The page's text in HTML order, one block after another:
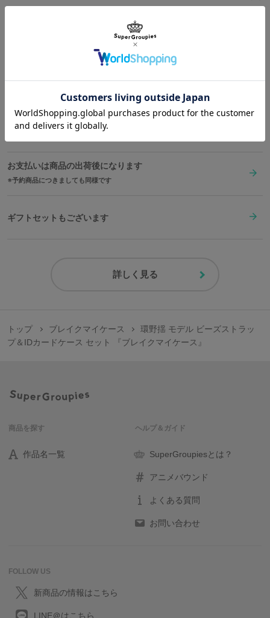
しいデザインに仕上げました。
普段使いしやすいブラックを基調としたシンプルな首掛けIDカード
ケースは、全Aporiaスタッフ共通デザイン。蝶のアイコンがワンポ
※一部画像はデザイン画です。実際の商品とはデザインや仕様が変更となる場
合がございます。予めご了承ください。
原産国／ 中国
素材／ IDカードケース：合成皮革、ポリエステル、ポリ塩化ビニール ビーズ
約9.1cm
ストラップ長さ
約8cm 約10.5cm 約85cm
お買い物で困った時はこちらをチェック
在庫商品は2〜4営業日以内に出荷
お支払いは商品の出荷後になります
予約商品につきましても同様です
ギフトセットもございます
詳しく見る
トップ ブレイクマイケース
環野揺 モデル ビーズストラッ
プ＆IDカードケース セット 『ブレイクマイケース』
商品を探す
作品名一覧
ヘルプ＆ガイド
SuperGroupiesとは？
アニメバウンド
よくある質問
お問い合わせ
FOLLOW US
新商品の情報はこちら
LINE＠はこちら